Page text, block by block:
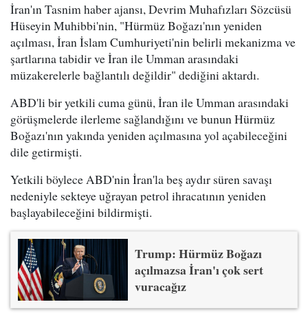
İran'ın Tasnim haber ajansı, Devrim Muhafızları Sözcüsü
Hüseyin Muhibbi'nin, "Hürmüz Boğazı'nın yeniden
açılması, İran İslam Cumhuriyeti'nin belirli mekanizma ve
şartlarına tabidir ve İran ile Umman arasındaki
müzakerelerle bağlantılı değildir" dediğini aktardı.
ABD'li bir yetkili cuma günü, İran ile Umman arasındaki
görüşmelerde ilerleme sağlandığını ve bunun Hürmüz
Boğazı'nın yakında yeniden açılmasına yol açabileceğini
dile getirmişti.
Yetkili böylece ABD'nin İran'la beş aydır süren savaşı
nedeniyle sekteye uğrayan petrol ihracatının yeniden
başlayabileceğini bildirmişti.
Trump: Hürmüz Boğazı
açılmazsa İran'ı çok sert
vuracağız